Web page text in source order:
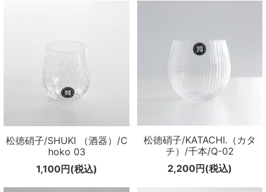
松徳硝子/SHUKI （酒器）/C
hoko 03
1,100円(税込)
松徳硝子/KATACHI.（カタ
チ）/千本/Q-02
2,200円(税込)